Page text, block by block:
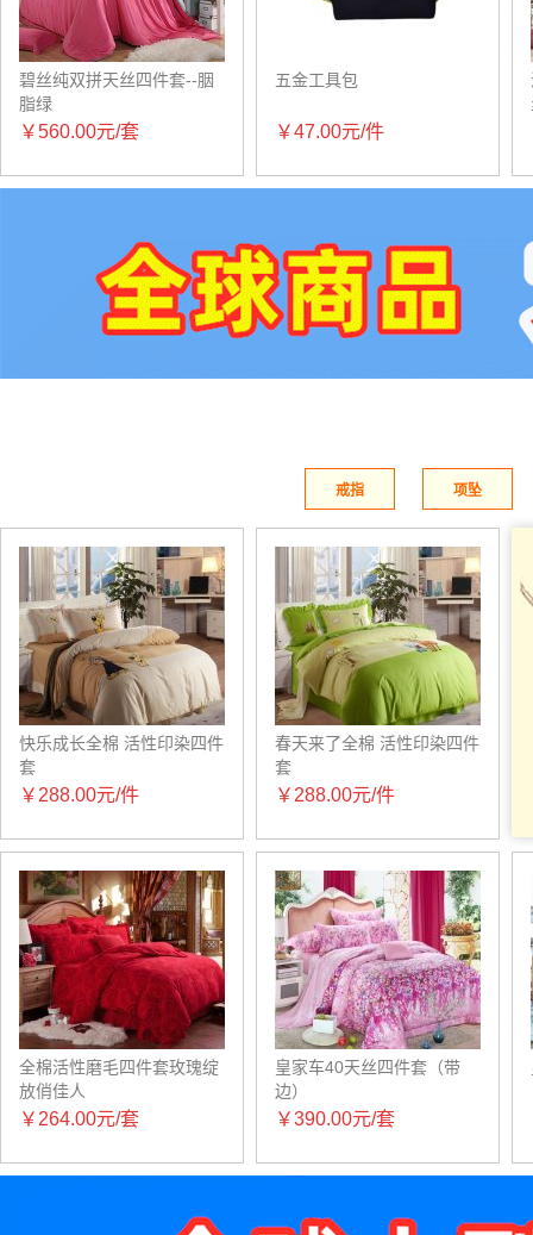
本草訫语
天然植物萃取精华
面部护理
印度精油芳疗品牌
新品面膜
宝娜斯
尚
香柏树/CEDAR.TREE
四季必备
塑造完美丝绸肌肤
点击拥有Ta
卓豹/ZHUOBAO
点燃青春希望
穿梭城市每个角落
点击拥有Ta
蔓丝雅家纺
给宝宝最安全的保
点击拥有Ta
碧丝纯双拼天丝四件套--胭
脂绿
￥560.00元/套
五金工具包
￥47.00元/件
戒指 项坠
快乐成长全棉 活性印染四件
套
￥288.00元/件
春天来了全棉 活性印染四件
套
￥288.00元/件
全棉活性磨毛四件套玫瑰绽
放俏佳人
￥264.00元/套
皇家车40天丝四件套（带
边）
￥390.00元/套